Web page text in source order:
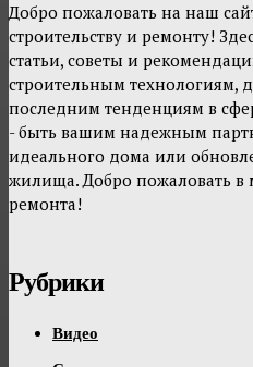
Добро пожаловать на наш
строительству и ремонту!
статьи, советы и
строительным технологиям,
последним тенденциям в
- быть вашим надежным
идеального дома или
жилища. Добро пожаловать в
ремонта!
Рубрики
Видео